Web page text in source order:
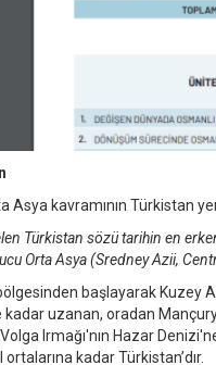
Asya kavramının Türkistan
Türkistan sözü tarihin en
Orta Asya (Sredney Azii,
başlayarak
uzanan, oradan
Irmağı'nın Hazar
kadar Türkistan’dır.